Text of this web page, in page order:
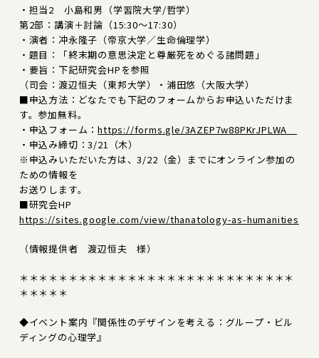
・担当2 小島和男（学習院大学/哲学）
第2部：講演＋討論（15:30～17:30）
・演者：冲永隆子（帝京大学／生命倫理学）
・題目：「終末期の意思決定と尊厳死をめぐる諸問題」
・要旨：下記研究会HPを参照
（司会：渡辺恒夫（東邦大学）・浦田悠（大阪大学）
■申込方法：どなたでも下記のフォームからお申込いただけま
す。参加無料。
・申込フォーム：https://forms.gle/3AZEP7w88PKrJPLWA
・申込み締切：3/21（木）
※申込みいただいた方は、3/22（金）までにオンライン参加の
ための情報を
お送りします。
■研究会HP
https://sites.google.com/view/thanatology-as-humanities
（情報提供者 渡辺恒夫 様）
＊＊＊＊＊＊＊＊＊＊＊＊＊＊＊＊＊＊＊＊＊＊＊＊＊＊＊＊
＊＊＊＊＊
◆イベント案内『関係性のデザインを考える：グループ・ビル
ディングの心理学』